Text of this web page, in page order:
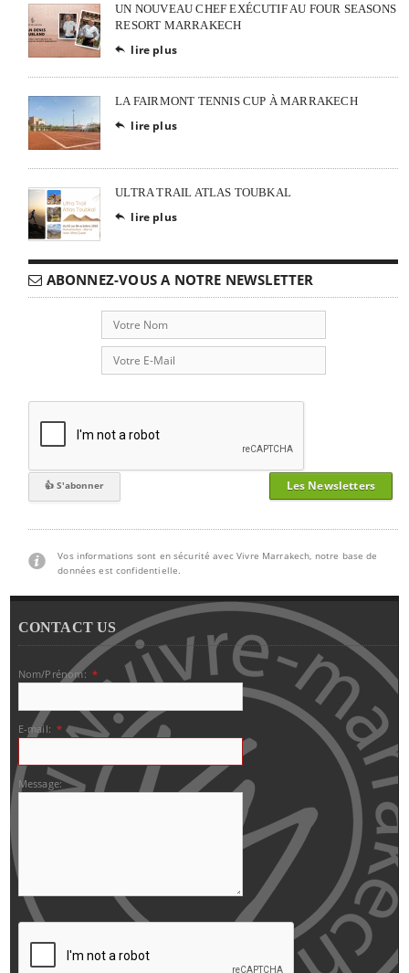
UN NOUVEAU CHEF EXÉCUTIF AU FOUR SEASONS
RESORT MARRAKECH
 lire plus
LA FAIRMONT TENNIS CUP À MARRAKECH
 lire plus
ULTRA TRAIL ATLAS TOUBKAL
 lire plus
ABONNEZ-VOUS A NOTRE NEWSLETTER
Les Newsletters
Vos informations sont en sécurité avec Vivre Marrakech, notre base de
données est confidentielle.
CONTACT US
Nom/Prénom: *
E-mail: *
Message: